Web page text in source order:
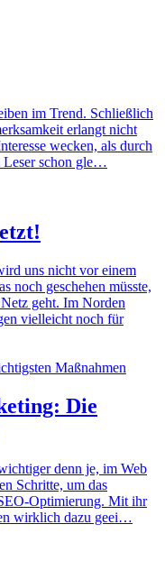
im Trend. Schließlich
erlangt nicht
wecken, als durch
Leser schon gle…
uns nicht vor einem
noch geschehen müsste,
geht. Im Norden
vielleicht noch für
Die
denn je, im Web
Schritte, um das
Optimierung. Mit ihr
wirklich dazu geei…